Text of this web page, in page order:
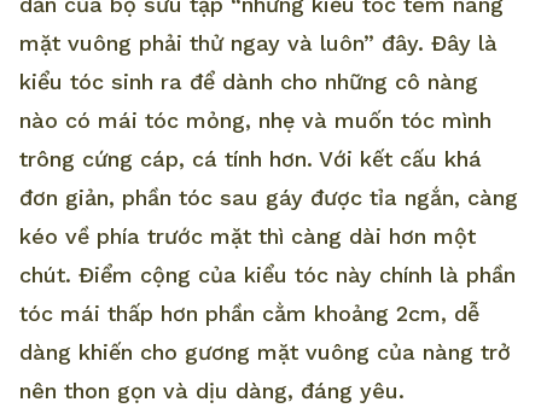
mặt vuông phải thử ngay và luôn” đây. Đây là
kiểu tóc sinh ra để dành cho những cô nàng
nào có mái tóc mỏng, nhẹ và muốn tóc mình
trông cứng cáp, cá tính hơn. Với kết cấu khá
đơn giản, phần tóc sau gáy được tỉa ngắn, càng
kéo về phía trước mặt thì càng dài hơn một
chút. Điểm cộng của kiểu tóc này chính là phần
tóc mái thấp hơn phần cằm khoảng 2cm, dễ
dàng khiến cho gương mặt vuông của nàng trở
nên thon gọn và dịu dàng, đáng yêu.